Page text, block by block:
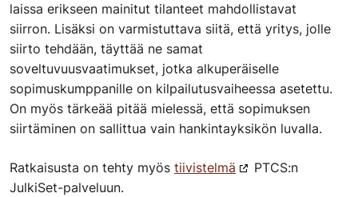
laissa erikseen mainitut tilanteet mahdollistavat
siirron. Lisäksi on varmistuttava siitä, että yritys, jolle
siirto tehdään, täyttää ne samat
soveltuvuusvaatimukset, jotka alkuperäiselle
sopimuskumppanille on kilpailutusvaiheessa asetettu.
On myös tärkeää pitää mielessä, että sopimuksen
siirtäminen on sallittua vain hankintayksikön luvalla.
Ratkaisusta on tehty myös tiivistelmä
PTCS:n
JulkiSet-palveluun.